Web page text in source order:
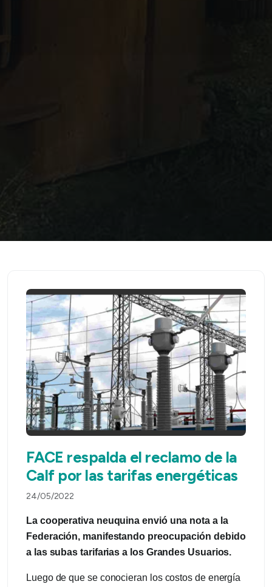
FACE respalda el reclamo de la
Calf por las tarifas energéticas
24/05/2022
La cooperativa neuquina envió una nota a la
Federación, manifestando preocupación debido
a las subas tarifarias a los Grandes Usuarios.
Luego de que se conocieran los costos de energía